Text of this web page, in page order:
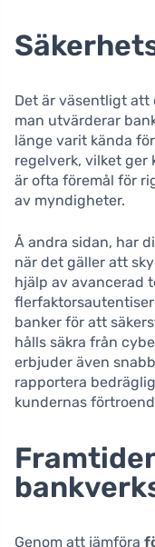
Det är väsentligt att
man utvärderar
länge varit kända
regelverk, vilket ger
är ofta föremål för
av myndigheter.
Å andra sidan, har
när det gäller att
hjälp av avancerad
banker för att
hålls säkra från
erbjuder även
rapportera
kundernas
Genom att jämföra